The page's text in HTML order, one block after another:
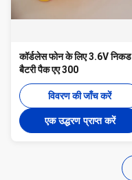
कॉर्डलेस फोन के लिए 3.6V निकड
बैटरी पैक एए 300
विवरण की जाँच करें
एक उद्धरण प्राप्त करें